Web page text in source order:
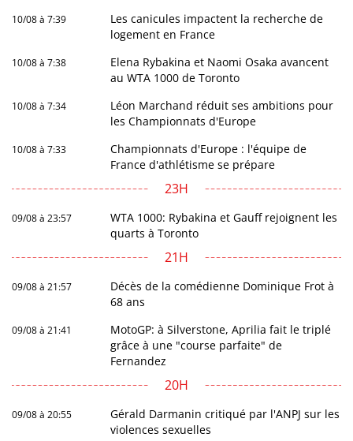
10/08 à 7:39
Les canicules impactent la recherche de
logement en France
10/08 à 7:38
Elena Rybakina et Naomi Osaka avancent
au WTA 1000 de Toronto
10/08 à 7:34
Léon Marchand réduit ses ambitions pour
les Championnats d'Europe
10/08 à 7:33
Championnats d'Europe : l'équipe de
France d'athlétisme se prépare
23H
09/08 à 23:57
WTA 1000: Rybakina et Gauff rejoignent les
quarts à Toronto
21H
09/08 à 21:57
Décès de la comédienne Dominique Frot à
68 ans
09/08 à 21:41
MotoGP: à Silverstone, Aprilia fait le triplé
grâce à une "course parfaite" de
Fernandez
20H
09/08 à 20:55
Gérald Darmanin critiqué par l'ANPJ sur les
violences sexuelles